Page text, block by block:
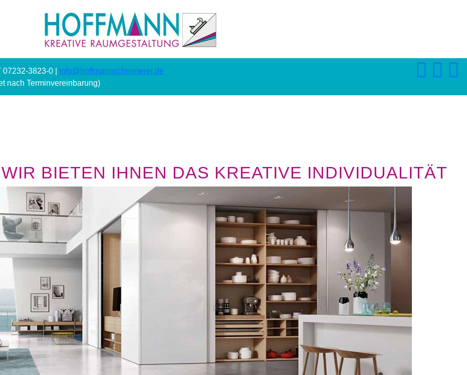
3823-0 | info@hoffmannschreinerei.de
nach Terminvereinbarung)
BIETEN IHNEN DAS KREATIVE INDIVIDUALITÄT